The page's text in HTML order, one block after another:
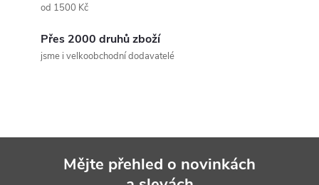
od 1500 Kč
Přes 2000 druhů zboží
jsme i velkoobchodní dodavatelé
Mějte přehled o novinkách